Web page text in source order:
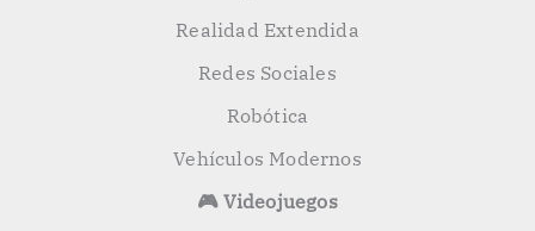
Realidad Extendida
Redes Sociales
Robótica
Vehículos Modernos
🎮 Videojuegos